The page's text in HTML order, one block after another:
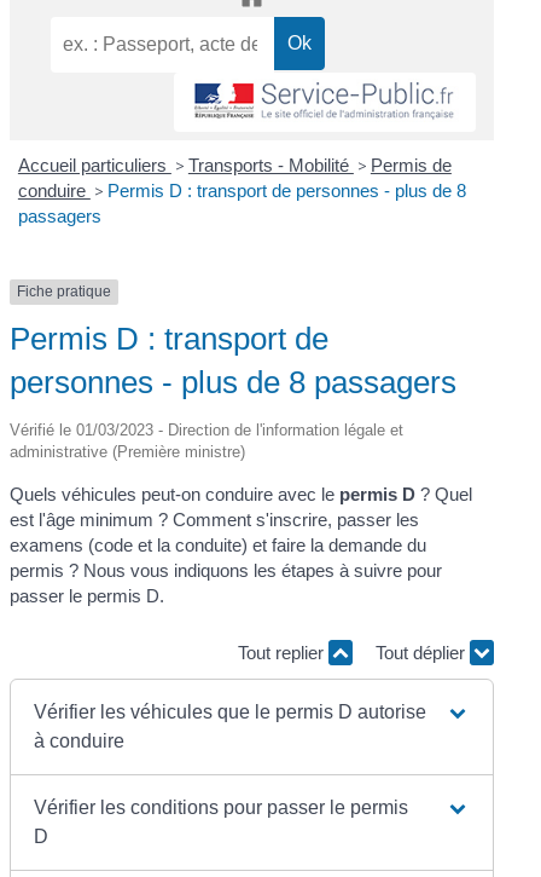
Accueil particuliers > Transports - Mobilité > Permis de
conduire > Permis D : transport de personnes - plus de 8
passagers
Fiche pratique
Permis D : transport de
personnes - plus de 8 passagers
Vérifié le 01/03/2023 - Direction de l'information légale et
administrative (Première ministre)
Quels véhicules peut-on conduire avec le permis D ? Quel
est l'âge minimum ? Comment s'inscrire, passer les
examens (code et la conduite) et faire la demande du
permis ? Nous vous indiquons les étapes à suivre pour
passer le permis D.
Tout replier Tout déplier
Vérifier les véhicules que le permis D autorise
à conduire
Vérifier les conditions pour passer le permis
D